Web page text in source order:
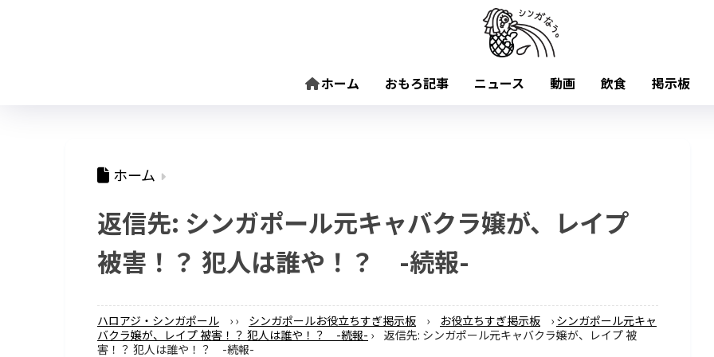
ホーム おもろ記事 ニュース 動画 飲食 掲示板
ホーム
返信先: シンガポール元キャバクラ嬢が、レイプ
被害！？ 犯人は誰や！？ -続報-
ハロアジ・シンガポール › › シンガポールお役立ちすぎ掲示板 › お役立ちすぎ掲示板 › シンガポール元キャ
バクラ嬢が、レイプ 被害！？ 犯人は誰や！？ -続報- ›
返信先: シンガポール元キャバクラ嬢が、レイプ 被
害！？ 犯人は誰や！？ -続報-